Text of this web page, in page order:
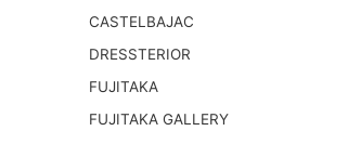
CASTELBAJAC
DRESSTERIOR
FUJITAKA
FUJITAKA GALLERY